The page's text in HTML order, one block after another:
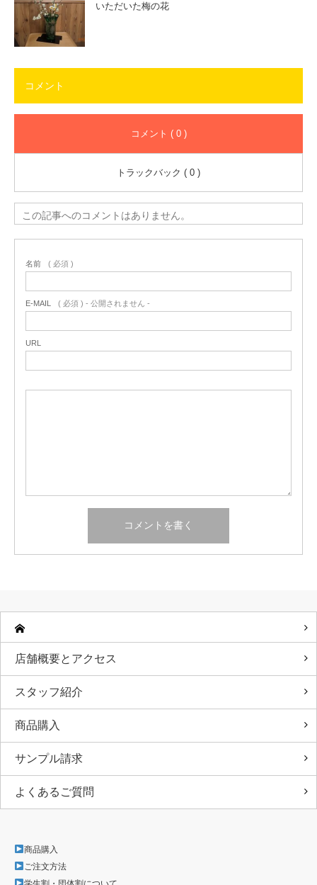
いただいた梅の花
コメント
コメント ( 0 )
トラックバック ( 0 )
この記事へのコメントはありません。
名前 ( 必須 )
E-MAIL ( 必須 ) - 公開されません -
URL
店舗概要とアクセス
スタッフ紹介
商品購入
サンプル請求
よくあるご質問
商品購入
ご注文方法